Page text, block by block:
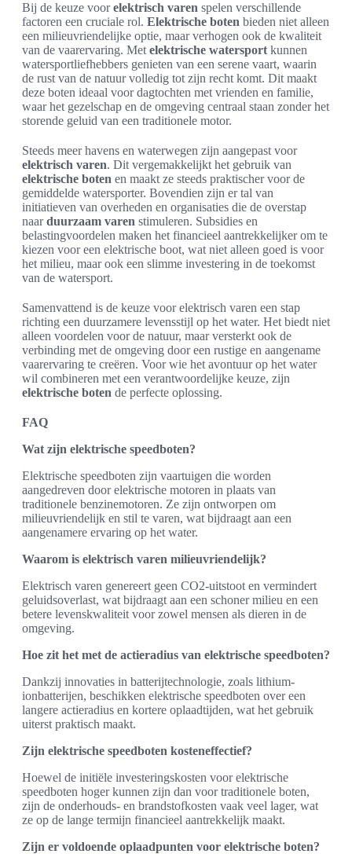
Bij de keuze voorelektrisch varen spelen verschillende
factoren een cruciale rol. Elektrische boten bieden niet alleen
een milieuvriendelijke optie, maar verhogen ook de kwaliteit
van de vaarervaring. Met elektrische watersport kunnen
watersportliefhebbers genieten van een serene vaart, waarin
de rust van de natuur volledig tot zijn recht komt. Dit maakt
deze boten ideaal voor dagtochten met vrienden en familie,
waar het gezelschap en de omgeving centraal staan zonder het
storende geluid van een traditionele motor.
Steeds meer havens en waterwegen zijn aangepast voor
elektrisch varen. Dit vergemakkelijkt het gebruik van
elektrische boten en maakt ze steeds praktischer voor de
gemiddelde watersporter. Bovendien zijn er tal van
initiatieven van overheden en organisaties die de overstap
naarduurzaam varen stimuleren. Subsidies en
belastingvoordelen maken het financieel aantrekkelijker om te
kiezen voor een elektrische boot, wat niet alleen goed is voor
het milieu, maar ook een slimme investering in de toekomst
van de watersport.
Samenvattend is de keuze voor elektrisch varen een stap
richting een duurzamere levensstijl op het water. Het biedt niet
alleen voordelen voor de natuur, maar versterkt ook de
verbinding met de omgeving door een rustige en aangename
vaarervaring te creëren. Voor wie het avontuur op het water
wil combineren met een verantwoordelijke keuze, zijn
elektrische boten de perfecte oplossing.
FAQ
Wat zijn elektrische speedboten?
Elektrische speedboten zijn vaartuigen die worden
aangedreven door elektrische motoren in plaats van
traditionele benzinemotoren. Ze zijn ontworpen om
milieuvriendelijk en stil te varen, wat bijdraagt aan een
aangenamere ervaring op het water.
Waarom is elektrisch varen milieuvriendelijk?
Elektrisch varen genereert geen CO2-uitstoot en vermindert
geluidsoverlast, wat bijdraagt aan een schoner milieu en een
betere levenskwaliteit voor zowel mensen als dieren in de
omgeving.
Hoe zit het met de actieradius van elektrische speedboten?
Dankzij innovaties in batterijtechnologie, zoals lithium-
ionbatterijen, beschikken elektrische speedboten over een
langere actieradius en kortere oplaadtijden, wat het gebruik
uiterst praktisch maakt.
Zijn elektrische speedboten kosteneffectief?
Hoewel de initiële investeringskosten voor elektrische
speedboten hoger kunnen zijn dan voor traditionele boten,
zijn de onderhouds- en brandstofkosten vaak veel lager, wat
ze op de lange termijn financieel aantrekkelijk maakt.
Zijn er voldoende oplaadpunten voor elektrische boten?